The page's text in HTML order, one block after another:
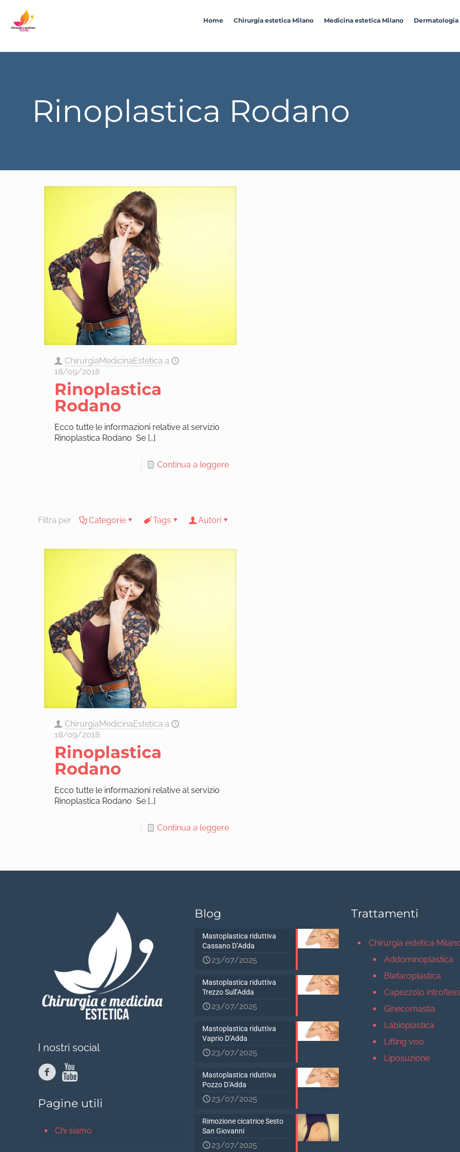
Home Chirurgia estetica Milano Medicina estetica Milano Dermatologia
Rinoplastica Rodano
ChirurgiaMedicinaEstetica a
18/09/2018
Rinoplastica
Rodano
Ecco tutte le informazioni relative al servizio
Rinoplastica Rodano Se[…]
Continua a leggere
Filtra per Categorie Tags Autori
ChirurgiaMedicinaEstetica a
18/09/2018
Rinoplastica
Rodano
Ecco tutte le informazioni relative al servizio
Rinoplastica Rodano Se[…]
Continua a leggere
I nostri social
Pagine utili
Chi siamo
Blog
Mastoplastica riduttiva
Cassano D’Adda
23/07/2025
Mastoplastica riduttiva
Trezzo Sull’Adda
23/07/2025
Mastoplastica riduttiva
Vaprio D’Adda
23/07/2025
Mastoplastica riduttiva
Pozzo D’Adda
23/07/2025
Rimozione cicatrice Sesto
San Giovanni
23/07/2025
Trattamenti
Chirurgia estetica
Addominoplastica
Blefaroplastica
Capezzolo
Ginecomastia
Labioplastica
Lifting viso
Liposuzione